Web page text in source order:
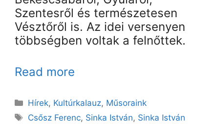
Szentesről és természetesen
Vésztőről is. Az idei versenyen
többségben voltak a felnőttek.
Read more
Kategória
Hírek, Kultúrkalauz, Műsoraink
Címkék
Csősz Ferenc, Sinka István, Sinka István